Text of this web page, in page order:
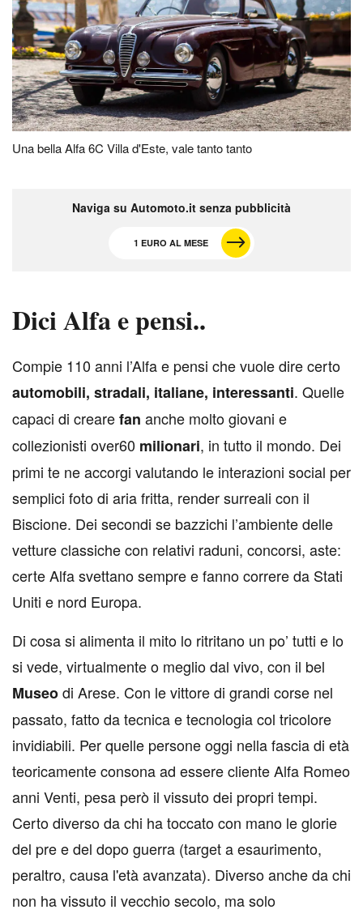
Una bella Alfa 6C Villa d'Este, vale tanto tanto
Naviga su Automoto.it senza pubblicità
1 EURO AL MESE
Dici Alfa e pensi..
Compie 110 anni l’Alfa e pensi che vuole dire certo
automobili, stradali, italiane, interessanti. Quelle
capaci di crearefan anche molto giovani e
collezionisti over60 milionari, in tutto il mondo. Dei
primi te ne accorgi valutando le interazioni social per
semplici foto di aria fritta, render surreali con il
Biscione. Dei secondi se bazzichi l’ambiente delle
vetture classiche con relativi raduni, concorsi, aste:
certe Alfa svettano sempre e fanno correre da Stati
Uniti e nord Europa.
Di cosa si alimenta il mito lo ritritano un po’ tutti e lo
si vede, virtualmente o meglio dal vivo, con il bel
Museodi Arese. Con le vittore di grandi corse nel
passato, fatto da tecnica e tecnologia col tricolore
invidiabili. Per quelle persone oggi nella fascia di età
teoricamente consona ad essere cliente Alfa Romeo
anni Venti, pesa però il vissuto dei propri tempi.
Certo diverso da chi ha toccato con mano le glorie
del pre e del dopo guerra (target a esaurimento,
peraltro, causa l'età avanzata). Diverso anche da chi
non ha vissuto il vecchio secolo, ma solo